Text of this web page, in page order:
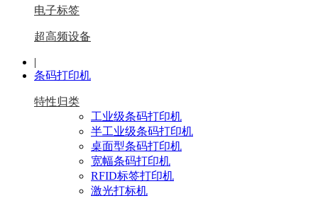
电子标签
超高频设备
|
条码打印机
特性归类
工业级条码打印机
半工业级条码打印机
桌面型条码打印机
宽幅条码打印机
RFID标签打印机
激光打标机